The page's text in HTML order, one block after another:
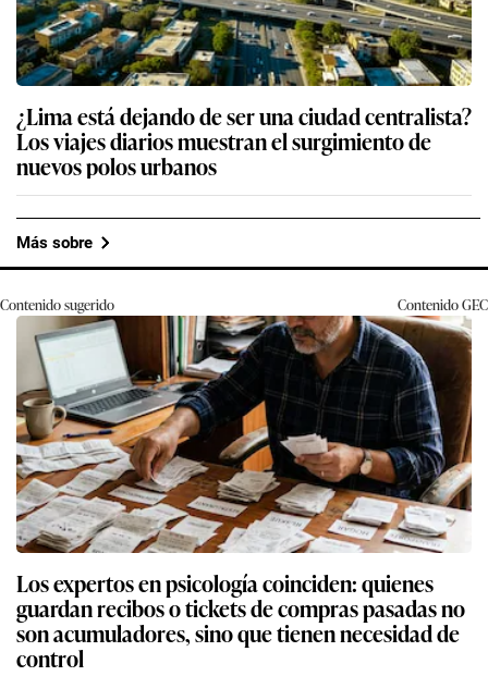
¿Lima está dejando de ser una ciudad centralista?
Los viajes diarios muestran el surgimiento de
nuevos polos urbanos
Más sobre
Contenido sugerido ContenidoGEC
Los expertos en psicología coinciden: quienes
guardan recibos o tickets de compras pasadas no
son acumuladores, sino que tienen necesidad de
control